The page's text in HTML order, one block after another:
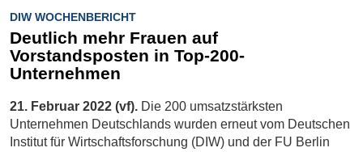
DIW WOCHENBERICHT
Deutlich mehr Frauen auf
Vorstandsposten in Top-200-
Unternehmen
21. Februar 2022 (vf). Die 200 umsatzstärksten
Unternehmen Deutschlands wurden erneut vom Deutschen
Institut für Wirtschaftsforschung (DIW) und der FU Berlin